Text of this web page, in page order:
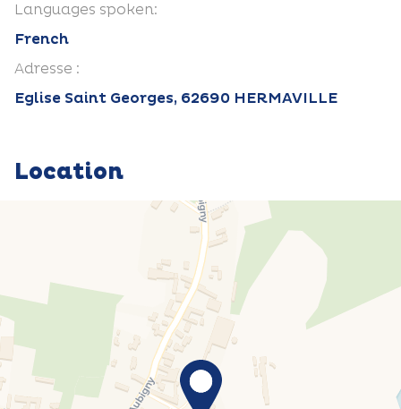
Languages spoken:
French
Adresse :
Eglise Saint Georges, 62690 HERMAVILLE
Location